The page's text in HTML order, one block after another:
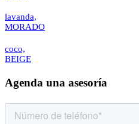
lavanda,
MORADO
coco,
BEIGE
Agenda una asesoría